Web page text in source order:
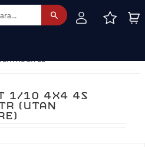
EL
1/10 4X4 4S
(UTAN